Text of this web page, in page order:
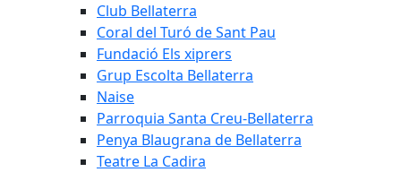
Club Bellaterra
Coral del Turó de Sant Pau
Fundació Els xiprers
Grup Escolta Bellaterra
Naise
Parroquia Santa Creu-Bellaterra
Penya Blaugrana de Bellaterra
Teatre La Cadira